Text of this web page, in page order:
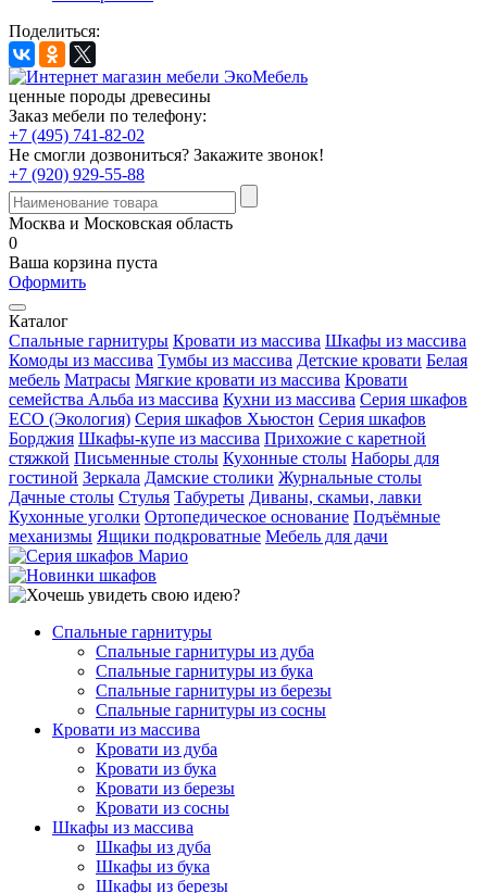
Поделиться:
ценные породы древесины
Заказ мебели по телефону:
+7 (495) 741-82-02
Не смогли дозвониться? Закажите звонок!
+7 (920) 929-55-88
Москва и Московская область
0
Ваша корзина пуста
Оформить
Каталог
Спальные гарнитуры Кровати из массива Шкафы из массива
Комоды из массива Тумбы из массива Детские кровати Белая
мебель Матрасы Мягкие кровати из массива Кровати
семейства Альба из массива Кухни из массива Серия шкафов
ECO (Экология) Серия шкафов Хьюстон Серия шкафов
Борджия Шкафы-купе из массива Прихожие с каретной
стяжкой Письменные столы Кухонные столы Наборы для
гостиной Зеркала Дамские столики Журнальные столы
Дачные столы Стулья Табуреты Диваны, скамьи, лавки
Кухонные уголки Ортопедическое основание Подъёмные
механизмы Ящики подкроватные Мебель для дачи
Спальные гарнитуры
Спальные гарнитуры из дуба
Спальные гарнитуры из бука
Спальные гарнитуры из березы
Спальные гарнитуры из сосны
Кровати из массива
Кровати из дуба
Кровати из бука
Кровати из березы
Кровати из сосны
Шкафы из массива
Шкафы из дуба
Шкафы из бука
Шкафы из березы